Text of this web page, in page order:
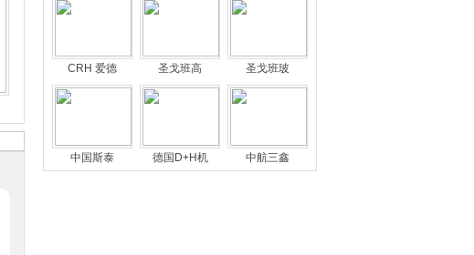
CRH 爱德 圣戈班高 圣戈班玻
中国斯泰 德国D+H机 中航三鑫